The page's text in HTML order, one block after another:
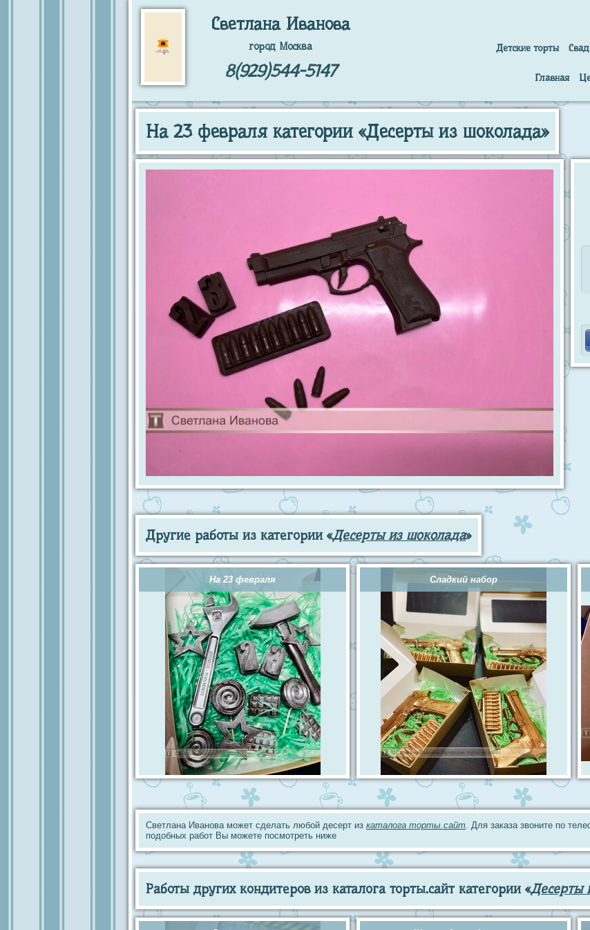
Светлана Иванова
город Москва
8(929)544-5147
Детские торты
Главная
На 23 февраля категории «Десерты из шоколада»
Другие работы из категории «Десерты из шоколада»
На 23 февраля Сладкий набор
Светлана Иванова может сделать любой десерт из каталога торты.сайт . Для заказа звоните по
подобных работ Вы можете посмотреть ниже
Работы других кондитеров из каталога торты.сайт категории «Десерты